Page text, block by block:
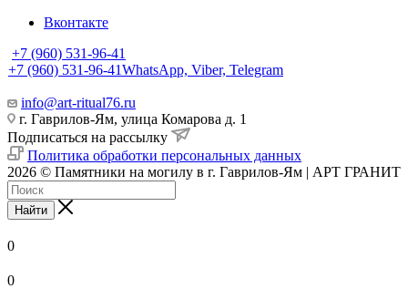
Вконтакте
+7 (960) 531-96-41
+7 (960) 531-96-41WhatsApp, Viber, Telegram
info@art-ritual76.ru
г. Гаврилов-Ям, улица Комарова д. 1
Подписаться на рассылку
Политика обработки персональных данных
2026 © Памятники на могилу в г. Гаврилов-Ям | АРТ ГРАНИТ
Найти
0
0